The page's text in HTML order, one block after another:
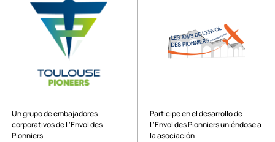
Un grupo de embajadores
corporativos de L'Envol des
Pionniers
Participe en el desarrollo de
L'Envol des Pionniers uniéndose a
la asociación